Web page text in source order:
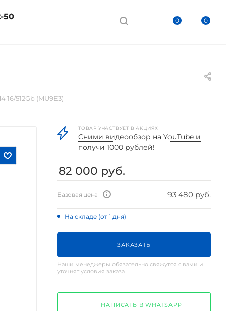
0 0
50
16/512Gb (MU9E3)
ТОВАР УЧАСТВУЕТ В АКЦИЯХ
Cними видеообзор на YouTube и
получи 1000 рублей!
82 000 руб.
Базовая цена 93 480 руб.
На складе (от 1 дня)
ЗАКАЗАТЬ
Наши менеджеры обязательно свяжутся с вами и
уточнят условия заказа
НАПИСАТЬ В WHATSAPP